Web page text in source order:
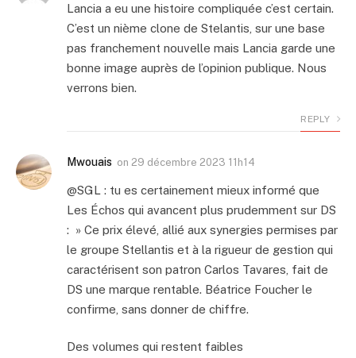
Lancia a eu une histoire compliquée c’est certain.
C’est un nième clone de Stelantis, sur une base
pas franchement nouvelle mais Lancia garde une
bonne image auprès de l’opinion publique. Nous
verrons bien.
REPLY
Mwouais on 29 décembre 2023 11h14
@SGL : tu es certainement mieux informé que
Les Échos qui avancent plus prudemment sur DS
: » Ce prix élevé, allié aux synergies permises par
le groupe Stellantis et à la rigueur de gestion qui
caractérisent son patron Carlos Tavares, fait de
DS une marque rentable. Béatrice Foucher le
confirme, sans donner de chiffre.
Des volumes qui restent faibles